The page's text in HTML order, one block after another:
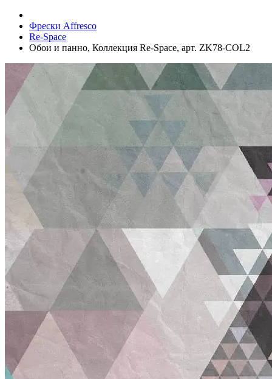
Фрески Affresco
Re-Space
Обои и панно, Коллекция Re-Space, арт. ZK78-COL2